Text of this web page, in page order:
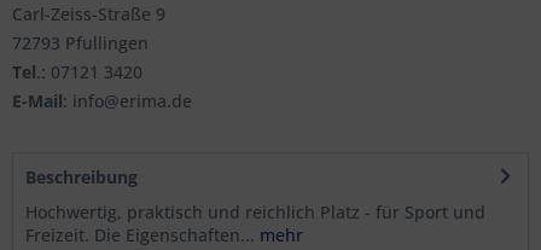
Carl-Zeiss-Straße 9
72793 Pfullingen
Tel.: 07121 3420
E-Mail: info@erima.de
Beschreibung
Hochwertig, praktisch und reichlich Platz - für Sport und
Freizeit. Die Eigenschaften... mehr